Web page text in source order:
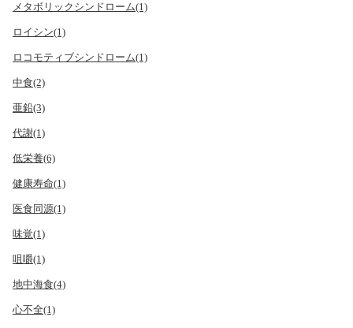
メタボリックシンドローム(1)
ロイシン(1)
ロコモティブシンドローム(1)
中食(2)
亜鉛(3)
代謝(1)
低栄養(6)
健康寿命(1)
医食同源(1)
味覚(1)
咀嚼(1)
地中海食(4)
心不全(1)